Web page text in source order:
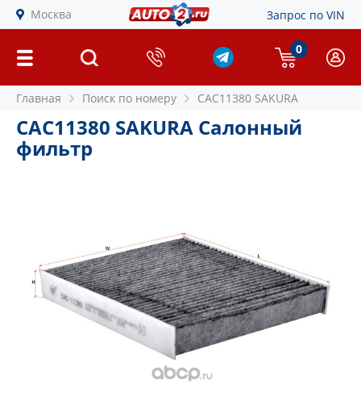
Москва Запрос по VIN
0
Главная Поиск по номеру CAC11380 SAKURA
CAC11380 SAKURA Салонный
фильтр